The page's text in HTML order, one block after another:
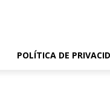
POLÍTICA DE